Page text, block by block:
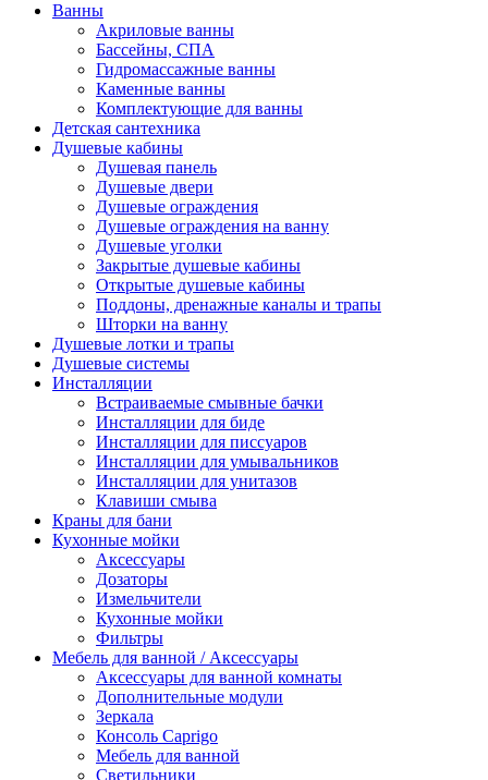
Ванны
Акриловые ванны
Бассейны, СПА
Гидромассажные ванны
Каменные ванны
Комплектующие для ванны
Детская сантехника
Душевые кабины
Душевая панель
Душевые двери
Душевые ограждения
Душевые ограждения на ванну
Душевые уголки
Закрытые душевые кабины
Открытые душевые кабины
Поддоны, дренажные каналы и трапы
Шторки на ванну
Душевые лотки и трапы
Душевые системы
Инсталляции
Встраиваемые смывные бачки
Инсталляции для биде
Инсталляции для писсуаров
Инсталляции для умывальников
Инсталляции для унитазов
Клавиши смыва
Краны для бани
Кухонные мойки
Аксессуары
Дозаторы
Измельчители
Кухонные мойки
Фильтры
Мебель для ванной / Аксессуары
Аксессуары для ванной комнаты
Дополнительные модули
Зеркала
Консоль Caprigo
Мебель для ванной
Светильники